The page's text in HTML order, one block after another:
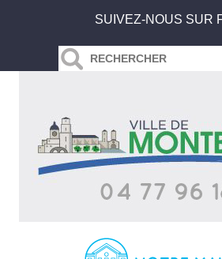
SUIVEZ-NOUS SUR